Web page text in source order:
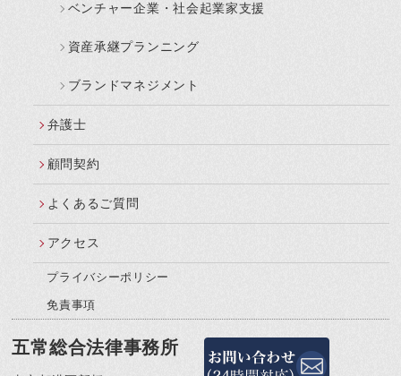
ベンチャー企業・社会起業家支援
資産承継プランニング
ブランドマネジメント
弁護士
顧問契約
よくあるご質問
アクセス
プライバシーポリシー
免責事項
五常総合法律事務所